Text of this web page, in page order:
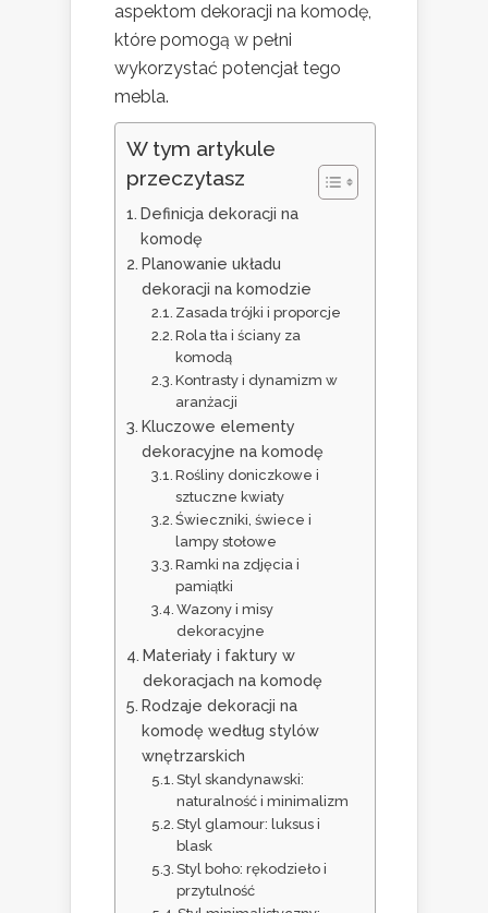
aspektom dekoracji na komodę,
które pomogą w pełni
wykorzystać potencjał tego
mebla.
W tym artykule
przeczytasz
Definicja dekoracji na
komodę
Planowanie układu
dekoracji na komodzie
Zasada trójki i proporcje
Rola tła i ściany za
komodą
Kontrasty i dynamizm w
aranżacji
Kluczowe elementy
dekoracyjne na komodę
Rośliny doniczkowe i
sztuczne kwiaty
Świeczniki, świece i
lampy stołowe
Ramki na zdjęcia i
pamiątki
Wazony i misy
dekoracyjne
Materiały i faktury w
dekoracjach na komodę
Rodzaje dekoracji na
komodę według stylów
wnętrzarskich
Styl skandynawski:
naturalność i minimalizm
Styl glamour: luksus i
blask
Styl boho: rękodzieło i
przytulność